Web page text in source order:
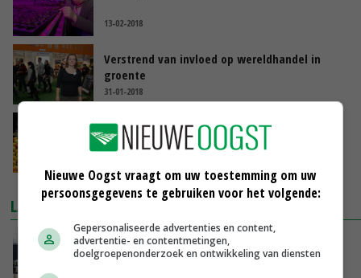
13-02-2018
Verstrend van invloed op wereldhandel in
groente
31-01-2018
Aanpassing Regeling uitvoering GMO
groenten en fruit
LAATSTE NIEUWS
Gemiddelde Europese melkprijs daalt licht in
juni
Nieuwe Oogst vraagt om uw toestemming om uw
persoonsgegevens te gebruiken voor het volgende:
Gepersonaliseerde advertenties en content,
advertentie- en contentmetingen,
doelgroepenonderzoek en ontwikkeling van diensten